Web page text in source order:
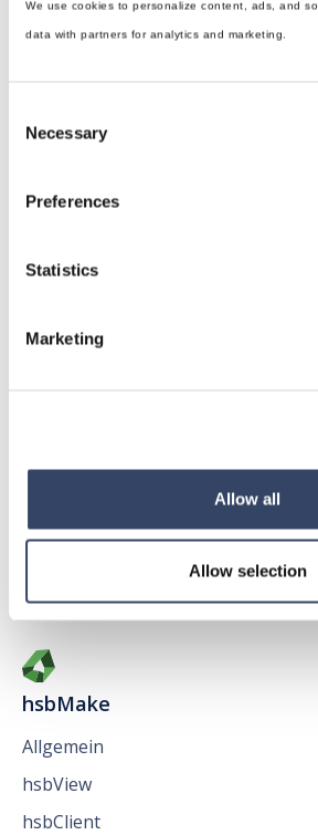
We use cookies to personalize content, ads, and
data with partners for analytics and marketing.
Selection
Necessary
Preferences
Statistics
Marketing
Allow all
Allow selection
Allgemein
hsbDecke
Allgemein
hsbAbbund fürr AutoCAD®
Issues
hsbMake
Allgemein
hsbView
hsbClient